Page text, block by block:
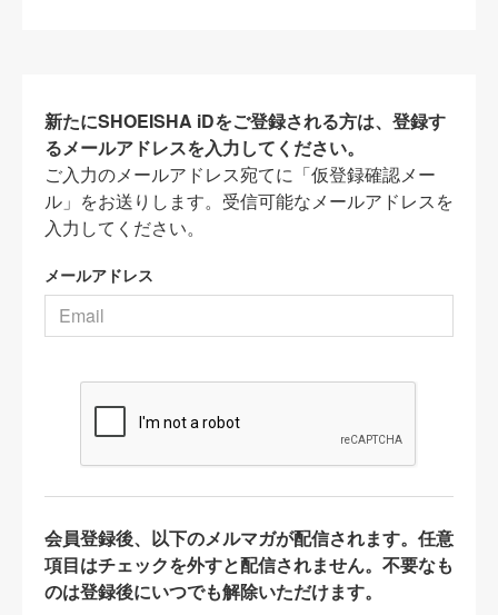
新たにSHOEISHA iDをご登録される方は、登録す
るメールアドレスを入力してください。
ご入力のメールアドレス宛てに「仮登録確認メー
ル」をお送りします。受信可能なメールアドレスを
入力してください。
メールアドレス
会員登録後、以下のメルマガが配信されます。任意
項目はチェックを外すと配信されません。不要なも
のは登録後にいつでも解除いただけます。